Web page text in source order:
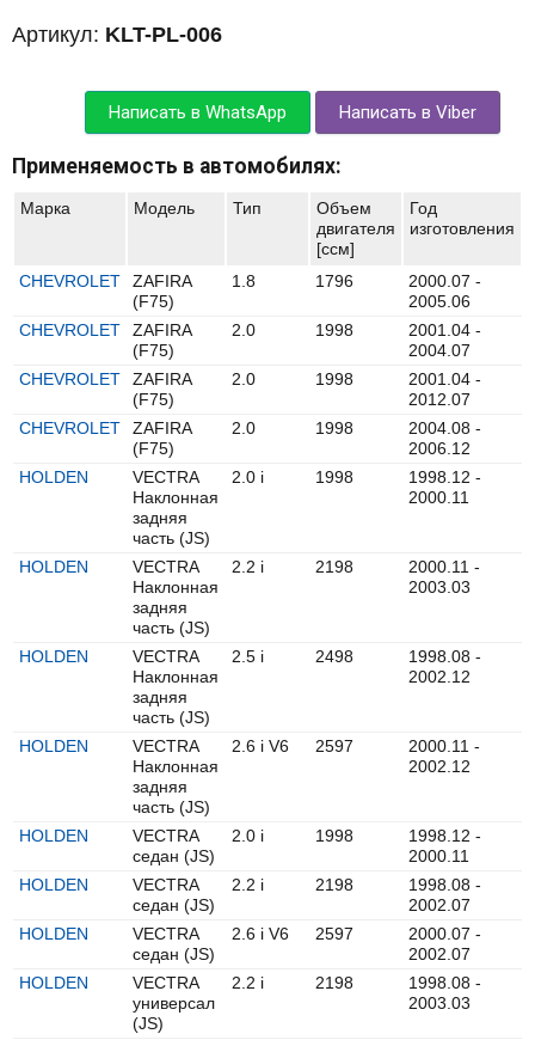
Артикул: KLT-PL-006
Написать в WhatsApp Написать в Viber
Применяемость в автомобилях:
Марка Модель Тип
Объем
двигателя
[ccм]
Год
изготовления
CHEVROLET
ZAFIRA
(F75)
1.8 1796
2000.07 -
2005.06
CHEVROLET
ZAFIRA
(F75)
2.0 1998
2001.04 -
2004.07
CHEVROLET
ZAFIRA
(F75)
2.0 1998
2001.04 -
2012.07
CHEVROLET
ZAFIRA
(F75)
2.0 1998
2004.08 -
2006.12
HOLDEN
VECTRA
Наклонная
задняя
часть (JS)
2.0 i 1998
1998.12 -
2000.11
HOLDEN
VECTRA
Наклонная
задняя
часть (JS)
2.2 i 2198
2000.11 -
2003.03
HOLDEN
VECTRA
Наклонная
задняя
часть (JS)
2.5 i 2498
1998.08 -
2002.12
HOLDEN
VECTRA
Наклонная
задняя
часть (JS)
2.6 i V6 2597
2000.11 -
2002.12
HOLDEN
VECTRA
седан (JS)
2.0 i 1998
1998.12 -
2000.11
HOLDEN
VECTRA
седан (JS)
2.2 i 2198
1998.08 -
2002.07
HOLDEN
VECTRA
седан (JS)
2.6 i V6 2597
2000.07 -
2002.07
HOLDEN
VECTRA
универсал
(JS)
2.2 i 2198
1998.08 -
2003.03